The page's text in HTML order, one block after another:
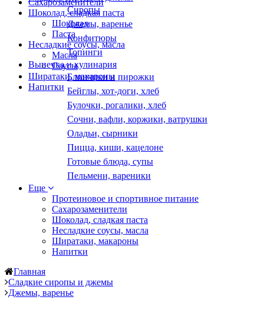
Сахарозаменители
Шоколад, сладкая паста
Шоколад
Паста
Несладкие соусы, масла
Масла
Соусы
Ширатаки, макароны
Напитки
Сиропы
Джемы, варенье
Конфитюры
Топинги
Выпечка и кулинария
Блинчики и пирожки
Бейглы, хот-доги, хлеб
Булочки, рогалики, хлеб
Сочни, вафли, коржики, ватрушки
Оладьи, сырники
Пицца, киши, кацелоне
Готовые блюда, супы
Пельмени, вареники
Еще
Протеиновое и спортивное питание
Сахарозаменители
Шоколад, сладкая паста
Несладкие соусы, масла
Ширатаки, макароны
Напитки
Главная
Сладкие сиропы и джемы
Джемы, варенье